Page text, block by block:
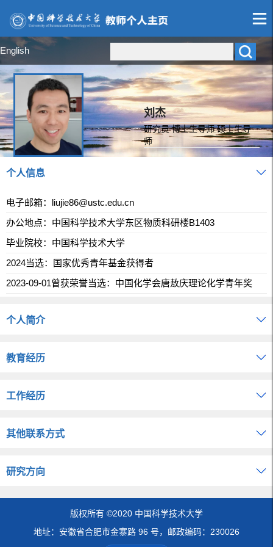
English
刘杰
研究员 博士生导师 硕士生导
师
个人信息
电子邮箱： liujie86@ustc.edu.cn
办公地点：中国科学技术大学东区物质科研楼B1403
毕业院校：中国科学技术大学
2024当选：国家优秀青年基金获得者
2023-09-01曾获荣誉当选：中国化学会唐敖庆理论化学青年奖
个人简介
教育经历
工作经历
其他联系方式
研究方向
版权所有 ©2020 中国科学技术大学
地址：安徽省合肥市金寨路 96 号，邮政编码：230026